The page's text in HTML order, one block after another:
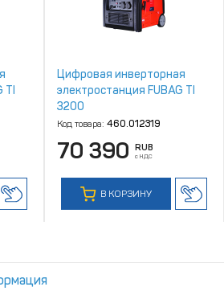
TI
Цифровая инверторная
электростанция FUBAG TI
3200
Код товара: 460.012319
70 390 RUB
с НДС
В КОРЗИНУ